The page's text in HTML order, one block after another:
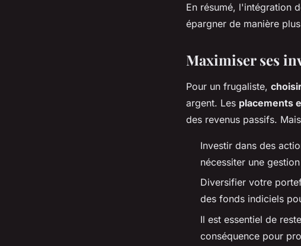
En résumé, l'intégration
épargner de manière
Maximiser ses
Pour un frugaliste,
argent. Les placements
des revenus passifs.
Investir dans des
nécessiter une
Diversifier votre
des fonds indiciels
Il est essentiel de
conséquence pour